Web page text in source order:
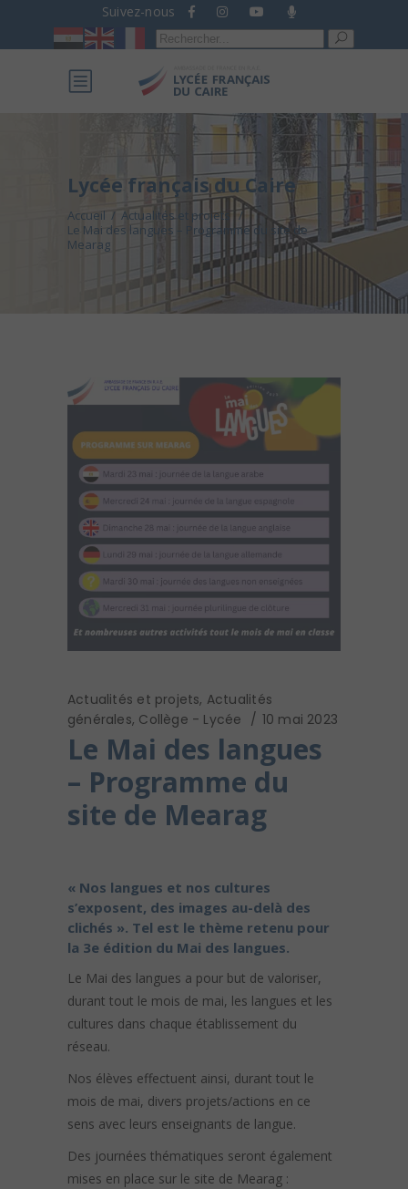
Suivez-nous
Recherche
pour :
Lycée français du Caire
Accueil / Actualités et projets
/
Le Mai des langues – Programme du site de
Mearag
Actualités et projets, Actualités
générales, Collège - Lycée 10 mai 2023
Le Mai des langues
– Programme du
site de Mearag
« Nos langues et nos cultures
s’exposent, des images au-delà des
clichés ». Tel est le thème retenu pour
la 3e édition du Mai des langues.
Le Mai des langues a pour but de valoriser,
durant tout le mois de mai, les langues et les
cultures dans chaque établissement du
réseau.
Nos élèves effectuent ainsi, durant tout le
mois de mai, divers projets/actions en ce
sens avec leurs enseignants de langue.
Des journées thématiques seront également
mises en place sur le site de Mearag :